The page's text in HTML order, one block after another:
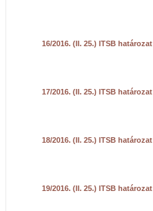
16/2016. (II. 25.) ITSB határozat
17/2016. (II. 25.) ITSB határozat
18/2016. (II. 25.) ITSB határozat
19/2016. (II. 25.) ITSB határozat